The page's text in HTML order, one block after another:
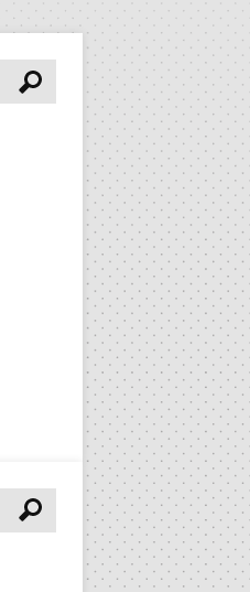
Pesquisa
CIPA
Pesquisar